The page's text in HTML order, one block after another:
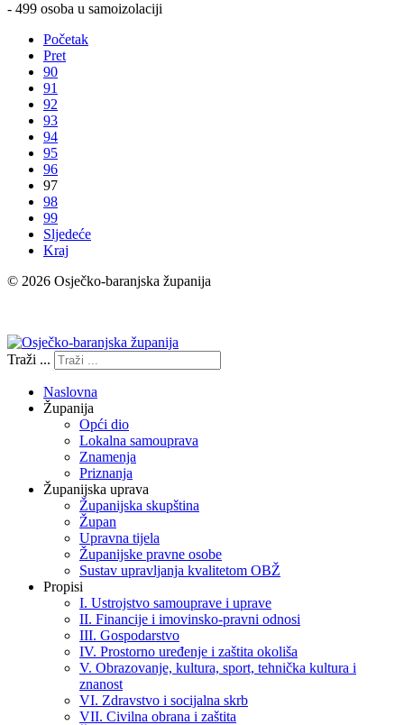
- 499 osoba u samoizolaciji
Početak
Pret
90
91
92
93
94
95
96
97
98
99
Sljedeće
Kraj
© 2026 Osječko-baranjska županija
Traži ...
Naslovna
Županija
Opći dio
Lokalna samouprava
Znamenja
Priznanja
Županijska uprava
Županijska skupština
Župan
Upravna tijela
Županijske pravne osobe
Sustav upravljanja kvalitetom OBŽ
Propisi
I. Ustrojstvo samouprave i uprave
II. Financije i imovinsko-pravni odnosi
III. Gospodarstvo
IV. Prostorno uređenje i zaštita okoliša
V. Obrazovanje, kultura, sport, tehnička kultura i
znanost
VI. Zdravstvo i socijalna skrb
VII. Civilna obrana i zaštita